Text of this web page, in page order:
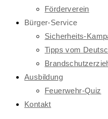
Förderverein
Bürger-Service
Sicherheits-
Tipps vom
Ausbildung
Feuerwehr-Quiz
Kontakt